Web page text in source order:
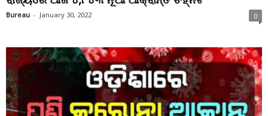
Bureau - January 30, 2022 0